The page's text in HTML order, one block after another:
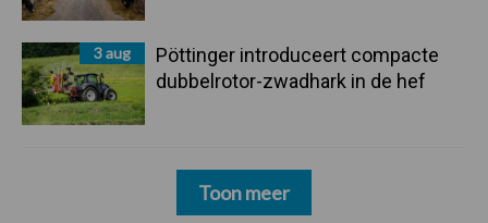
3 aug
Pöttinger introduceert compacte
dubbelrotor-zwadhark in de hef
Toon meer